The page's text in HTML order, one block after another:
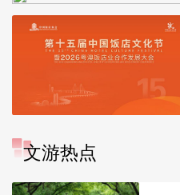
文游热点